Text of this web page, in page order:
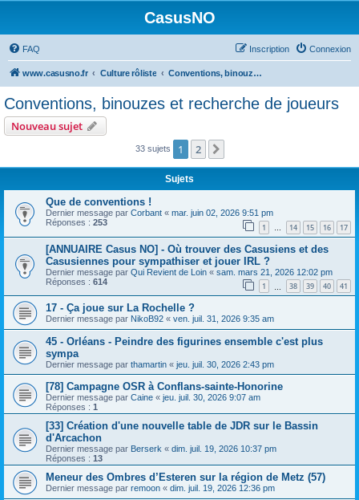
CasusNO
FAQ Connexion
Inscription
www.casusno.fr Culture rôliste Conventions, binouzes et recherche de joueurs
Conventions, binouzes et recherche de joueurs
Nouveau sujet
33 sujets 1 2
Sujets
Que de conventions !
Dernier message par Corbant « mar. juin 02, 2026 9:51 pm
Réponses : 253 1 … 14 15 16 17
[ANNUAIRE Casus NO] - Où trouver des Casusiens et des
Casusiennes pour sympathiser et jouer IRL ?
Dernier message par Qui Revient de Loin « sam. mars 21, 2026 12:02 pm
Réponses : 614 1 38 39 40 41
17 - Ça joue sur La Rochelle ?
Dernier message par NikoB92 « ven. juil. 31, 2026 9:35 am
45 - Orléans - Peindre des figurines ensemble c'est plus
sympa
Dernier message par thamartin « jeu. juil. 30, 2026 2:43 pm
[78] Campagne OSR à Conflans-sainte-Honorine
Dernier message par Caine « jeu. juil. 30, 2026 9:07 am
Réponses : 1
[33] Création d'une nouvelle table de JDR sur le Bassin
d'Arcachon
Dernier message par Berserk « dim. juil. 19, 2026 10:37 pm
Réponses : 13
Meneur des Ombres d’Esteren sur la région de Metz (57)
Dernier message par remoon « dim. juil. 19, 2026 12:36 pm